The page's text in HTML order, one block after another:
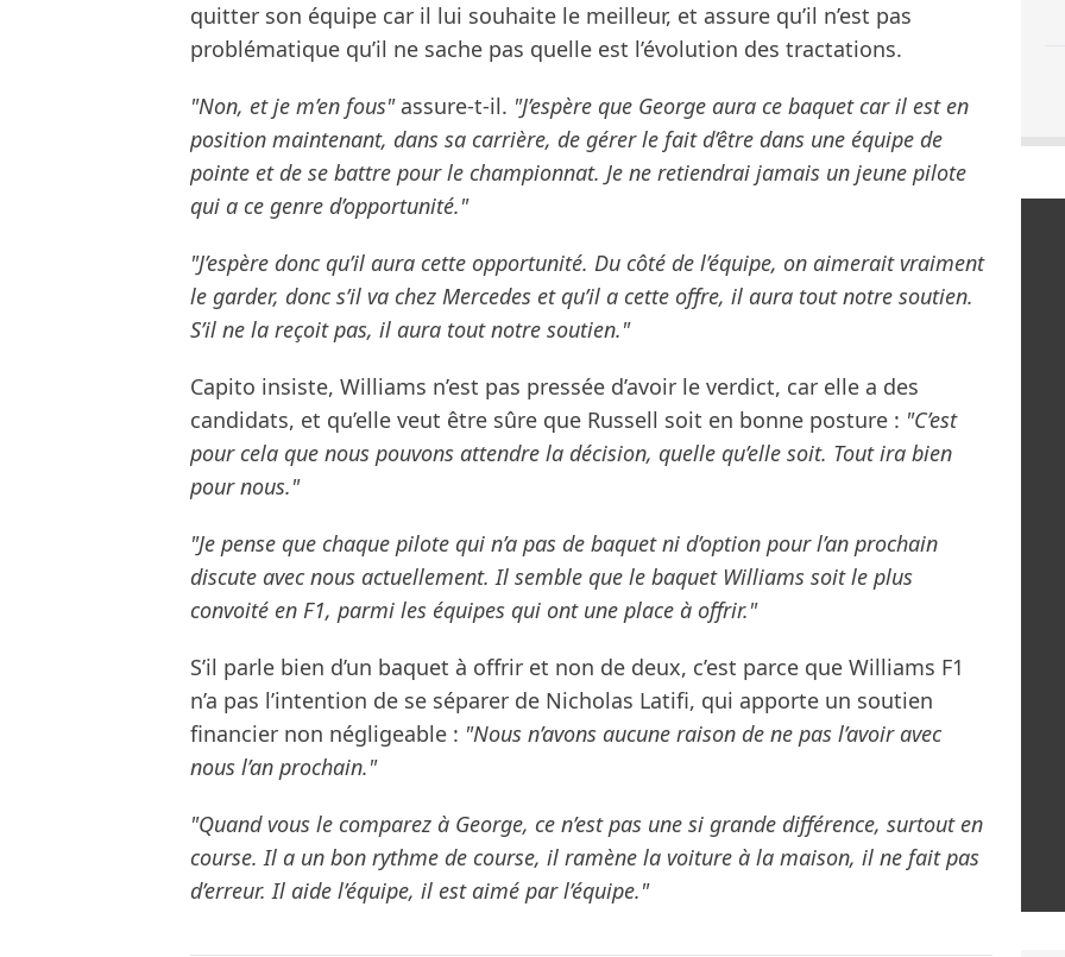
quitter son équipe car il lui souhaite le meilleur, et assure qu’il n’est pas
problématique qu’il ne sache pas quelle est l’évolution des tractations.
"Non, et je m’en fous"assure-t-il. "J’espère que George aura ce baquet car il est en
position maintenant, dans sa carrière, de gérer le fait d’être dans une équipe de
pointe et de se battre pour le championnat. Je ne retiendrai jamais un jeune pilote
qui a ce genre d’opportunité."
"J’espère donc qu’il aura cette opportunité. Du côté de l’équipe, on aimerait vraiment
le garder, donc s’il va chez Mercedes et qu’il a cette offre, il aura tout notre soutien.
S’il ne la reçoit pas, il aura tout notre soutien."
Capito insiste, Williams n’est pas pressée d’avoir le verdict, car elle a des
candidats, et qu’elle veut être sûre que Russell soit en bonne posture : "C’est
pour cela que nous pouvons attendre la décision, quelle qu’elle soit. Tout ira bien
pour nous."
"Je pense que chaque pilote qui n’a pas de baquet ni d’option pour l’an prochain
discute avec nous actuellement. Il semble que le baquet Williams soit le plus
convoité en F1, parmi les équipes qui ont une place à offrir."
S’il parle bien d’un baquet à offrir et non de deux, c’est parce que Williams F1
n’a pas l’intention de se séparer de Nicholas Latifi, qui apporte un soutien
financier non négligeable : "Nous n’avons aucune raison de ne pas l’avoir avec
nous l’an prochain."
"Quand vous le comparez à George, ce n’est pas une si grande différence, surtout en
course. Il a un bon rythme de course, il ramène la voiture à la maison, il ne fait pas
d’erreur. Il aide l’équipe, il est aimé par l’équipe."